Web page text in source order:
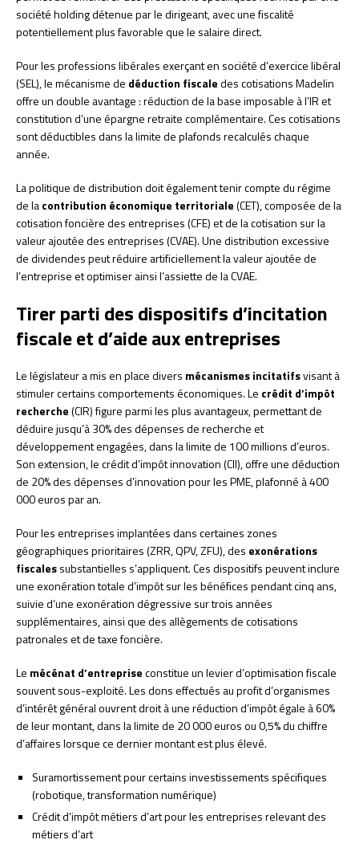
société holding détenue par le dirigeant, avec une fiscalité
potentiellement plus favorable que le salaire direct.
Pour les professions libérales exerçant en société d’exercice libéral
(SEL), le mécanisme de déduction fiscaledes cotisations Madelin
offre un double avantage : réduction de la base imposable à l’IR et
constitution d’une épargne retraite complémentaire. Ces cotisations
sont déductibles dans la limite de plafonds recalculés chaque
année.
La politique de distribution doit également tenir compte du régime
de lacontribution économique territoriale(CET), composée de la
cotisation foncière des entreprises (CFE) et de la cotisation sur la
valeur ajoutée des entreprises (CVAE). Une distribution excessive
de dividendes peut réduire artificiellement la valeur ajoutée de
l’entreprise et optimiser ainsi l’assiette de la CVAE.
Tirer parti des dispositifs d’incitation
fiscale et d’aide aux entreprises
Le législateur a mis en place divers mécanismes incitatifsvisant à
stimuler certains comportements économiques. Le crédit d’impôt
recherche(CIR) figure parmi les plus avantageux, permettant de
déduire jusqu’à 30% des dépenses de recherche et
développement engagées, dans la limite de 100 millions d’euros.
Son extension, le crédit d’impôt innovation (CII), offre une déduction
de 20% des dépenses d’innovation pour les PME, plafonné à 400
000 euros par an.
Pour les entreprises implantées dans certaines zones
géographiques prioritaires (ZRR, QPV, ZFU), des exonérations
fiscalessubstantielles s’appliquent. Ces dispositifs peuvent inclure
une exonération totale d’impôt sur les bénéfices pendant cinq ans,
suivie d’une exonération dégressive sur trois années
supplémentaires, ainsi que des allègements de cotisations
patronales et de taxe foncière.
Le mécénat d’entrepriseconstitue un levier d’optimisation fiscale
souvent sous-exploité. Les dons effectués au profit d’organismes
d’intérêt général ouvrent droit à une réduction d’impôt égale à 60%
de leur montant, dans la limite de 20 000 euros ou 0,5% du chiffre
d’affaires lorsque ce dernier montant est plus élevé.
Suramortissement pour certains investissements spécifiques
(robotique, transformation numérique)
Crédit d’impôt métiers d’art pour les entreprises relevant des
métiers d’art